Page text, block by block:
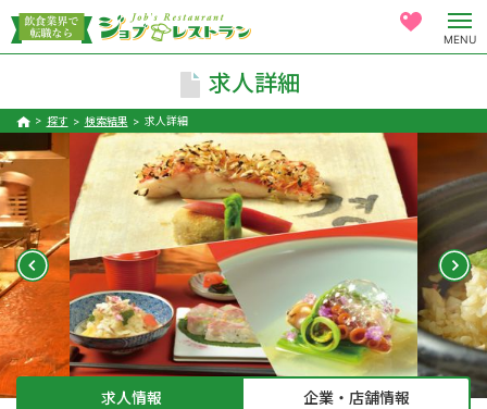
MENU
求人詳細
探す 検索結果 求人詳細
求人情報 企業・店舗情報